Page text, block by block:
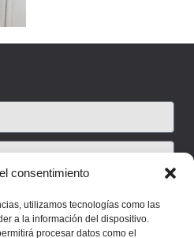
consentimiento
utilizamos tecnologías como las
a la información del dispositivo.
procesar datos como el